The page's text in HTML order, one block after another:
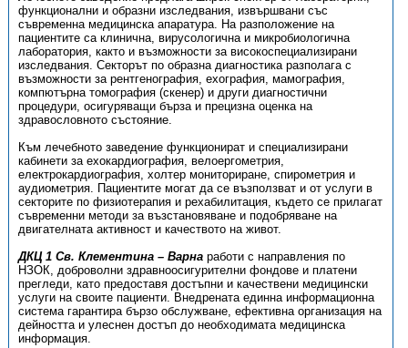
функционални и образни изследвания, извършвани със
съвременна медицинска апаратура. На разположение на
пациентите са клинична, вирусологична и микробиологична
лаборатория, както и възможности за високоспециализирани
изследвания. Секторът по образна диагностика разполага с
възможности за рентгенография, ехография, мамография,
компютърна томография (скенер) и други диагностични
процедури, осигуряващи бърза и прецизна оценка на
здравословното състояние.
Към лечебното заведение функционират и специализирани
кабинети за ехокардиография, велоергометрия,
електрокардиография, холтер мониториране, спирометрия и
аудиометрия. Пациентите могат да се възползват и от услуги в
секторите по физиотерапия и рехабилитация, където се прилагат
съвременни методи за възстановяване и подобряване на
двигателната активност и качеството на живот.
ДКЦ 1 Св. Клементина – Варнаработи с направления по
НЗОК, доброволни здравноосигурителни фондове и платени
прегледи, като предоставя достъпни и качествени медицински
услуги на своите пациенти. Внедрената единна информационна
система гарантира бързо обслужване, ефективна организация на
дейността и улеснен достъп до необходимата медицинска
информация.